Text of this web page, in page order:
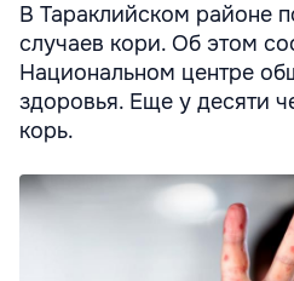
В Тараклийском районе
случаев кори. Об этом
Национальном центре
здоровья. Еще у десяти
корь.